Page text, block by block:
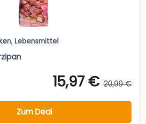
, Lebensmittel
15,97 € 20,99 €
Zum Deal